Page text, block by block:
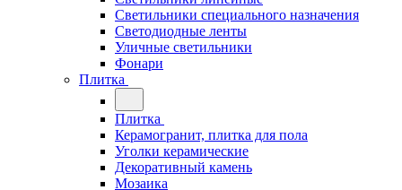
Светильники специального назначения
Светодиодные ленты
Уличные светильники
Фонари
Плитка
Плитка
Керамогранит, плитка для пола
Уголки керамические
Декоративный камень
Мозаика